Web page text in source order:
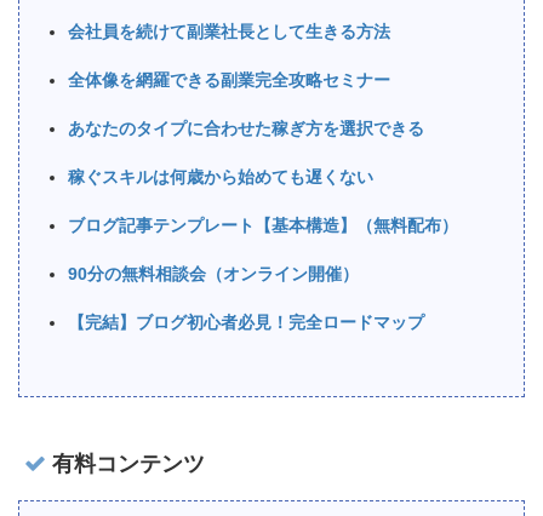
会社員を続けて副業社長として生きる方法
全体像を網羅できる副業完全攻略セミナー
あなたのタイプに合わせた稼ぎ方を選択できる
稼ぐスキルは何歳から始めても遅くない
ブログ記事テンプレート【基本構造】（無料配布）
90分の無料相談会（オンライン開催）
【完結】ブログ初心者必見！完全ロードマップ
有料コンテンツ